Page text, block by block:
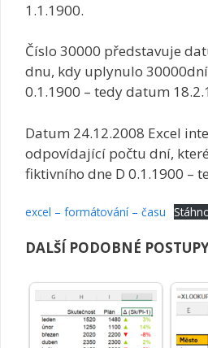
1.1.1900.
Číslo 30000 představuje
dnu, kdy uplynulo
0.1.1900 – tedy datum
Datum 24.12.2008 Excel
odpovídající počtu dní,
fiktivního dne D 0.1.1900 –
excel – formátování – času
DALŠÍ PODOBNÉ